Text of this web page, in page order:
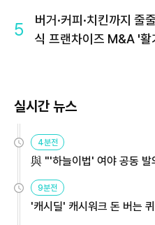
5
버거·커피·치킨까지 줄
식 프랜차이즈 M&A '활
실시간 뉴스
4분전
與 "'하늘이법' 여야 공동
9분전
'캐시딜' 캐시워크 돈 버는